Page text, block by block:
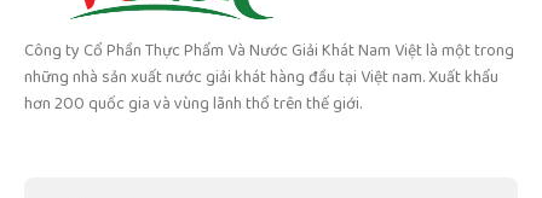
Công ty Cổ Phần Thực Phẩm Và Nước Giải Khát Nam Việt là một trong
những nhà sản xuất nước giải khát hàng đầu tại Việt nam. Xuất khẩu
hơn 200 quốc gia và vùng lãnh thổ trên thế giới.